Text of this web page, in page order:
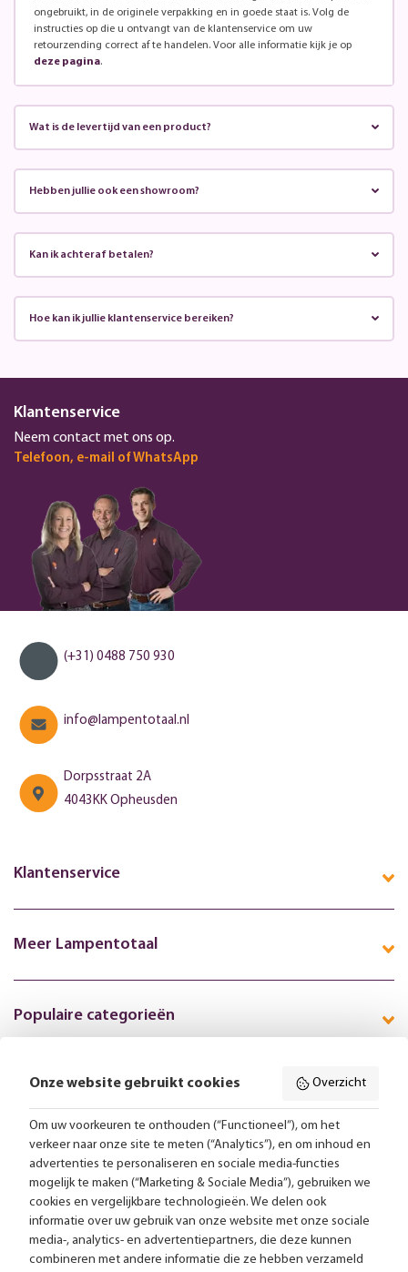
ongebruikt, in de originele verpakking en in goede staat is. Volg de
instructies op die u ontvangt van de klantenservice om uw
retourzending correct af te handelen. Voor alle informatie kijk je op
deze pagina.
Wat is de levertijd van een product?
Hebben jullie ook een showroom?
Kan ik achteraf betalen?
Hoe kan ik jullie klantenservice bereiken?
Klantenservice
Neem contact met ons op.
Telefoon, e-mail of WhatsApp
(+31) 0488 750 930
info@lampentotaal.nl
Dorpsstraat 2A
4043KK Opheusden
Klantenservice
Meer Lampentotaal
Populaire categorieën
Gratis bezorging vanaf 99,-
Advies op maat
Meer dan 25.000 lampen op voorraad
Onze website gebruikt cookies Overzicht
Om uw voorkeuren te onthouden (“Functioneel”), om het
verkeer naar onze site te meten (“Analytics”), en om inhoud en
advertenties te personaliseren en sociale media-functies
mogelijk te maken (“Marketing & Sociale Media”), gebruiken we
cookies en vergelijkbare technologieën. We delen ook
informatie over uw gebruik van onze website met onze sociale
media-, analytics- en advertentiepartners, die deze kunnen
combineren met andere informatie die ze hebben verzameld